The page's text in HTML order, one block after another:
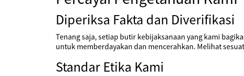
Diperiksa Fakta dan Diverifikasi
Tenang saja, setiap butir kebijaksanaan yang kami
untuk memberdayakan dan mencerahkan. Melihat
Standar Etika Kami